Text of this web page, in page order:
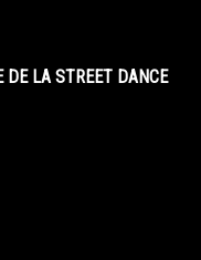
DE LA STREET DANCE